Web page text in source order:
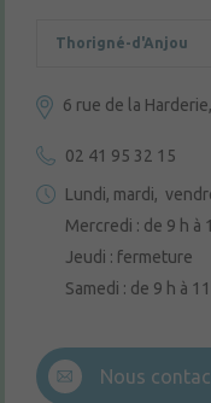
Thorigné-d'Anjou
6 rue de la
02 41 95 32 15
Lundi, mardi,
Mercredi : de 9 h à
Jeudi : fermeture
Samedi : de 9 h à
Nous